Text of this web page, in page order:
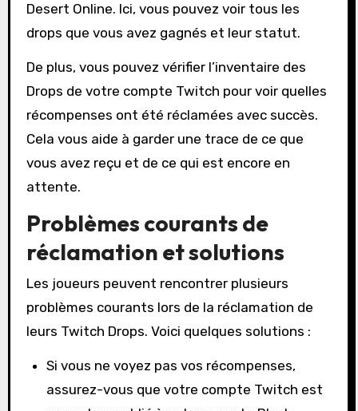
Desert Online. Ici, vous pouvez voir tous les
drops que vous avez gagnés et leur statut.
De plus, vous pouvez vérifier l’inventaire des
Drops de votre compte Twitch pour voir quelles
récompenses ont été réclamées avec succès.
Cela vous aide à garder une trace de ce que
vous avez reçu et de ce qui est encore en
attente.
Problèmes courants de
réclamation et solutions
Les joueurs peuvent rencontrer plusieurs
problèmes courants lors de la réclamation de
leurs Twitch Drops. Voici quelques solutions :
Si vous ne voyez pas vos récompenses,
assurez-vous que votre compte Twitch est